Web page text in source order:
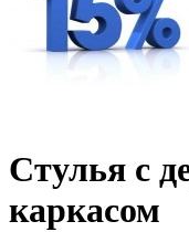
Cтулья с
каркасом